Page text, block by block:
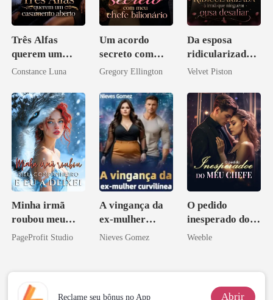
Três Alfas
querem um
casamento
Constance Luna
Um acordo
secreto com
meu chefe
Gregory Ellington
Da esposa
ridicularizada à
irmã que
desafiar
Velvet Piston
Minha irmã
roubou meu
companheiro e
PageProfit Studio
A vingança da
ex-mulher
curvilínea
Nieves Gomez
O pedido
inesperado do
meu chefe
Weeble
Reclame seu bônus no App Abrir